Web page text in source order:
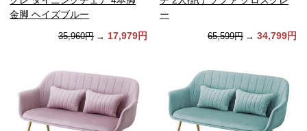
金脚 ヘイズブルー
35,960円 → 17,979円
ー
65,599円 → 34,799円